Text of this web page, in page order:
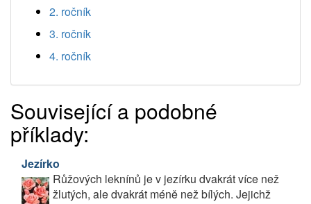
2. ročník
3. ročník
4. ročník
Související a podobné
příklady:
Jezírko
Růžových leknínů je v jezírku dvakrát více než
žlutých, ale dvakrát méně než bílých. Jejichž